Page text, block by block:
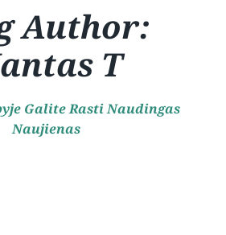
Author:
T
Galite Rasti Naudingas
Naujienas